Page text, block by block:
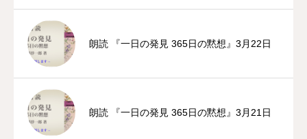
朗読 『一日の発見 365日の黙想』3月22日
朗読 『一日の発見 365日の黙想』3月21日